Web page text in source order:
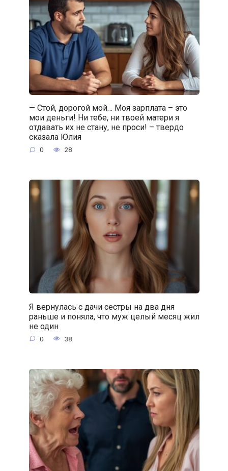
— Стой, дорогой мой… Моя зарплата – это
мои деньги! Ни тебе, ни твоей матери я
отдавать их не стану, не проси! – твердо
сказала Юлия
0 28
Я вернулась с дачи сестры на два дня
раньше и поняла, что муж целый месяц жил
не один
0 38